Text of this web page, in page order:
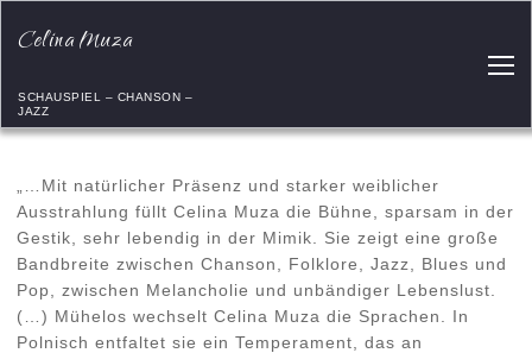
Celina Muza
SCHAUSPIEL – CHANSON –
JAZZ
„…Mit natürlicher Präsenz und starker weiblicher
Ausstrahlung füllt Celina Muza die Bühne, sparsam in der
Gestik, sehr lebendig in der Mimik. Sie zeigt eine große
Bandbreite zwischen Chanson, Folklore, Jazz, Blues und
Pop, zwischen Melancholie und unbändiger Lebenslust.
(…) Mühelos wechselt Celina Muza die Sprachen. In
Polnisch entfaltet sie ein Temperament, das an